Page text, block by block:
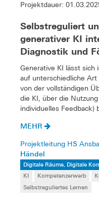
Projektdauer:
Selbstreguliert
generativer KI
Diagnostik und
Generative KI lässt
auf unterschiedliche
von der vollständigen
die KI, über die
individuelles Feedback)
MEHR
Projektleitung HS
Händel
Digitale Räume, Digitale
KI
Kompetenzerwerb
Selbstreguliertes Lernen